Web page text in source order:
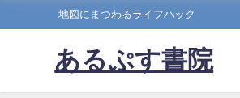
地図にまつわるライフハック
あるぷす書院